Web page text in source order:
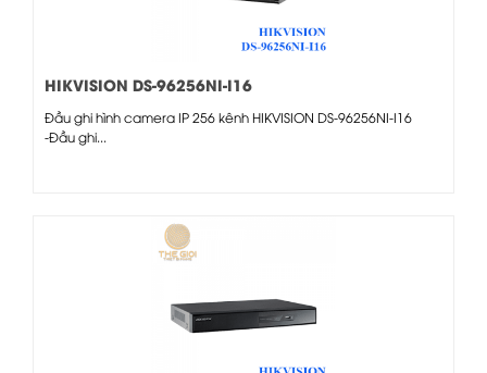
HIKVISION DS-96256NI-I16
Đầu ghi hình camera IP 256 kênh HIKVISION DS-96256NI-I16
-Đầu ghi...